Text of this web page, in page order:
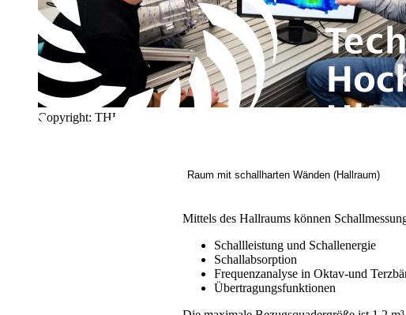
Copyright: THU
Raum mit schallharten Wänden (Hallraum)
Mittels des Hallraums können
Schallleistung und Schallenergie
Schallabsorption
Frequenzanalyse in Oktav-und
Übertragungsfunktionen